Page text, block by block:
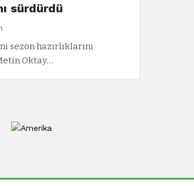
sürdürdü
sezon hazırlıklarını
Oktay…